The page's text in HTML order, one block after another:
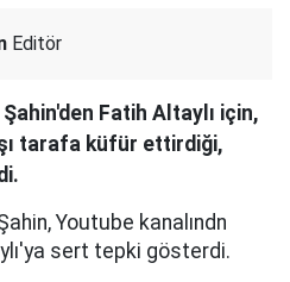
Editör
Şahin'den Fatih Altaylı için,
tarafa küfür ettirdiği,
Youtube kanalındn
sert tepki gösterdi.